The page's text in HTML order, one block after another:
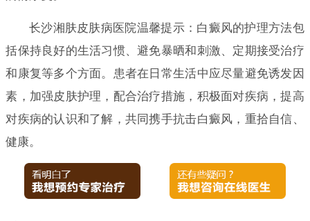
长沙湘肤皮肤病医院温馨提示：白癜风的护理方法包
括保持良好的生活习惯、避免暴晒和刺激、定期接受治疗
和康复等多个方面。患者在日常生活中应尽量避免诱发因
素，加强皮肤护理，配合治疗措施，积极面对疾病，提高
对疾病的认识和了解，共同携手抗击白癜风，重拾自信、
健康。